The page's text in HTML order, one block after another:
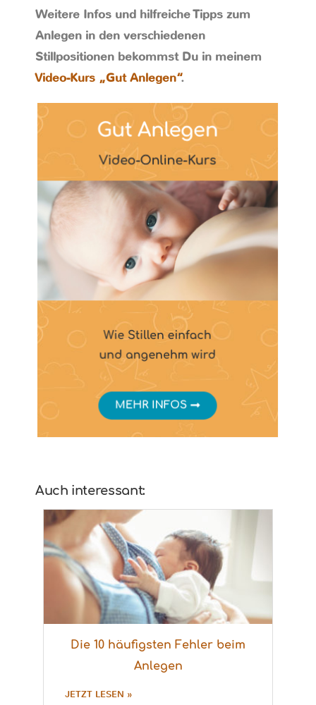
Weitere Infos und hilfreiche Tipps zum
Anlegen in den verschiedenen
Stillpositionen bekommst Du in meinem
Video-Kurs „Gut Anlegen“.
Auch interessant:
Die 10 häufigsten Fehler beim
Anlegen
JETZT LESEN »